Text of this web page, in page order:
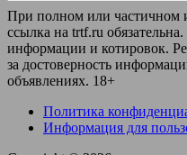
При полном или частичном
ссылка на trtf.ru
информации и котировок.
за достоверность
объявлениях. 18+
Политика
Информация для